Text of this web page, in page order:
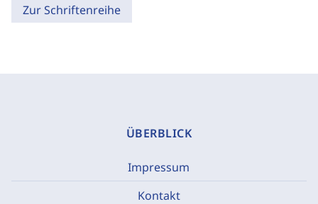
Zur Schriftenreihe
ÜBERBLICK
Impressum
Kontakt